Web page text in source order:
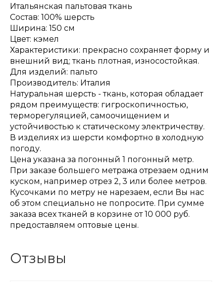
Итальянская пальтовая ткань
Состав: 100% шерсть
Ширина: 150 см
Цвет: кэмел
Характеристики: прекрасно сохраняет форму и
внешний вид; ткань плотная, износостойкая.
Для изделий: пальто
Производитель: Италия
Натуральная шерсть - ткань, которая обладает
рядом преимуществ: гигроскопичностью,
терморегуляцией, самоочищением и
устойчивостью к статическому электричеству.
В изделиях из шерсти комфортно в холодную
погоду.
Цена указана за погонный 1 погонный метр.
При заказе большего метража отрезаем одним
куском, например отрез 2, 3 или более метров.
Кусочками по метру не нарезаем, если Вы нас
об этом специально не попросите. При сумме
заказа всех тканей в корзине от 10 000 руб.
предоставляем оптовые цены.
Отзывы